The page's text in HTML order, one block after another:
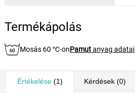
Termékápolás
Mosás 60 °C-onPamutanyag adatai
Értékelése(1) Kérdések(0)